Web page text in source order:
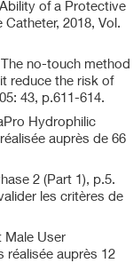
of a Protective
2018, Vol.
no-touch method
reduce the risk of
43, p.611-614.
Hydrophilic
auprès de 66
2 (Part 1), p.5.
les critères de
Male User
réalisée auprès 12